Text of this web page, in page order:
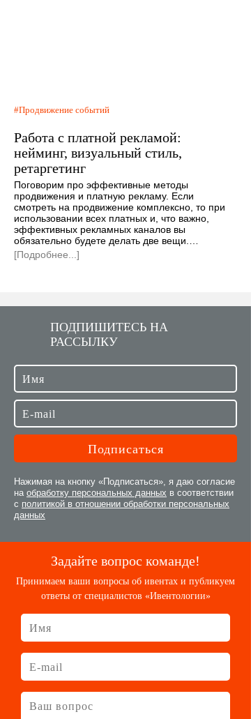
Продвижение событий
Работа с платной рекламой:
нейминг, визуальный стиль,
ретаргетинг
Поговорим про эффективные методы
продвижения и платную рекламу. Если
смотреть на продвижение комплексно, то при
использовании всех платных и, что важно,
эффективных рекламных каналов вы
обязательно будете делать две вещи.…
[Подробнее...]
ПОДПИШИТЕСЬ НА
РАССЫЛКУ
Нажимая на кнопку «Подписаться», я даю согласие
на обработку персональных данных в соответствии
с политикой в отношении обработки персональных
данных
Задайте вопрос команде!
Принимаем ваши вопросы об ивентах и публикуем
ответы от специалистов «Ивентологии»